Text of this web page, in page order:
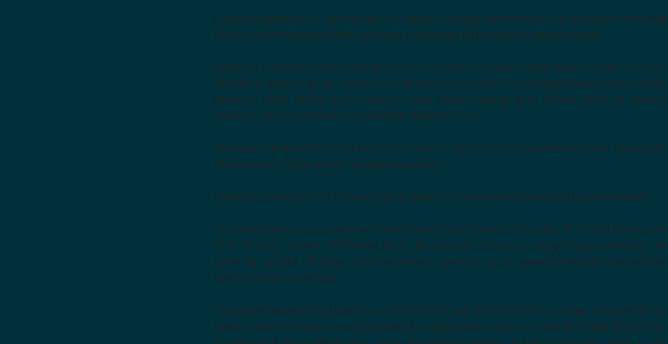
El pasado sábado día 27 de mayo de 2017 falleció, Gregory Lenoir Allman, más conocido como Gregg
Allman, fue un cantante, teclista, guitarrista y compositor de rock y blues estadounidense.
Junto con su hermano Duane Allman pusieron en marcha, quizás el mejor grupo USA de la Historia,
The Allman Brothers Band. Se formó en 1969 en Jacksonville y sus integrantes fueron: Duane Allman
(guitarra), Gregg Allman (voz y órgano), Butch Trucks (batería), Berry Oakley (bajo) Jai Johanny
«Jaimoe» Johanson (batería) y Dickey Betts (guitarra y voz).
The Allman Brothers Band está reconocido como el creador del rock sureño americano, destacando
además en sus largos temas y sus improvisaciones.
A partir de su tercer LP, «At Fillmore East» el grupo fue cuando empezó a adquirir un gran prestigio.
La banda grabó sus actuaciones en la sala Fillmore East (Nueva York) los días 11, 12 y 13 de marzo de
1971. El disco, titulado «At Fillmore East», fue publicado en julio y consiguió una certificación de
platino de la RIAA. El álbum, está considerado como uno de los mejores conciertos grabados en
directo de todos los tiempos.
The Allman Brothers Band entró en el Rock and Roll Hall of Fame en 1995, y Gregg Allman recibió un
premio a título personal en reconocimiento a su larga carrera musical. La revista Rolling Stone tiene